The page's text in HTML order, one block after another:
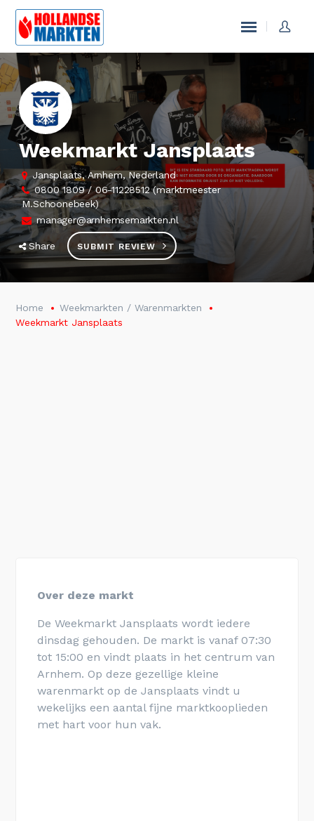
Weekmarkt Jansplaats
Jansplaats, Arnhem, Nederland
0800 1809 / 06-11228512 (marktmeester
M.Schoonebeek)
manager@arnhemsemarkten.nl
Share SUBMIT REVIEW
Home
Weekmarkten / Warenmarkten
Weekmarkt Jansplaats
Over deze markt
De Weekmarkt Jansplaats wordt iedere
dinsdag gehouden. De markt is vanaf 07:30
tot 15:00 en vindt plaats in het centrum van
Arnhem. Op deze gezellige kleine
warenmarkt op de Jansplaats vindt u
wekelijks een aantal fijne marktkooplieden
met hart voor hun vak.